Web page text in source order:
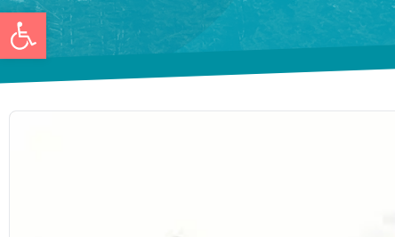
Ouvrir la barre d’outils